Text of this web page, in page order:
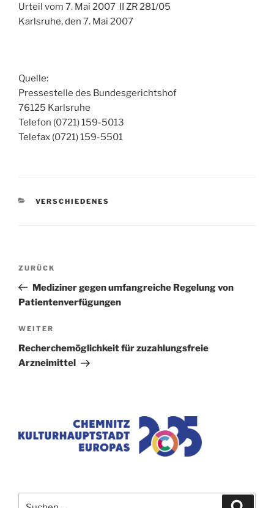
Urteil vom 7. Mai 2007 II ZR 281/05
Karlsruhe, den 7. Mai 2007
Quelle:
Pressestelle des Bundesgerichtshof
76125 Karlsruhe
Telefon (0721) 159-5013
Telefax (0721) 159-5501
KATEGORIEN
VERSCHIEDENES
Beitragsnavigation
Vorheriger
Beitrag
ZURÜCK
Mediziner gegen umfangreiche Regelung von
Patientenverfügungen
Nächster
Beitrag
WEITER
Recherchemöglichkeit für zuzahlungsfreie
Arzneimittel